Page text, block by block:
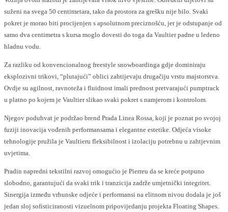
suženi na svega 50 centimetara, tako da prostora za grešku nije bilo. Svaki
pokret je morao biti procijenjen s apsolutnom preciznošću, jer je odstupanje od
samo dva centimetra s kursa moglo dovesti do toga da Vaultier padne u ledeno
hladnu vodu.
Za razliku od konvencionalnog freestyle snowboardinga gdje dominiraju
eksplozivni trikovi, “plutajući” oblici zahtijevaju drugačiju vrstu majstorstva.
Ovdje su agilnost, ravnoteža i fluidnost imali prednost pretvarajući pumptrack
u platno po kojem je Vaultier slikao svaki pokret s namjerom i kontrolom.
Njegov poduhvat je podržao brend Prada Linea Rossa, koji je poznat po svojoj
fuziji inovacija vođenih performansama i elegantne estetike. Odjeća visoke
tehnologije pružila je Vaultieru fleksibilnost i izolaciju potrebnu u zahtjevnim
uvjetima.
Pradin napredni tekstilni razvoj omogućio je Pierreu da se kreće potpuno
slobodno, garantujući da svaki trik i tranzicija zadrže umjetnički integritet.
Sinergija između vrhunske odjeće i performansi na elitnom nivou dodala je još
jedan sloj sofisticiranosti vizuelnom pripovijedanju projekta Floating Shapes.